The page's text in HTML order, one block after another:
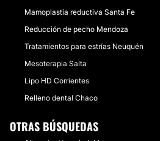
Mamoplastia reductiva Santa Fe
Reducción de pecho Mendoza
Tratamientos para estrías Neuquén
Mesoterapia Salta
Lipo HD Corrientes
Relleno dental Chaco
OTRAS BÚSQUEDAS